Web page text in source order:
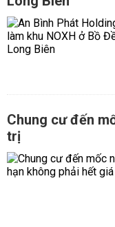
Chung cư đến
trị